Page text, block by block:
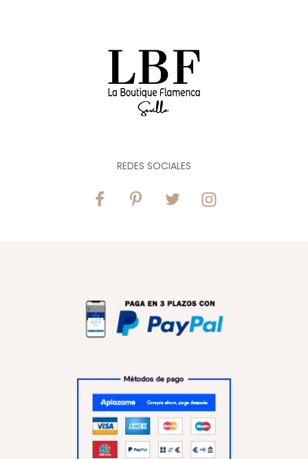
REDES SOCIALES